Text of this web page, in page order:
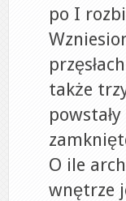
po I
także
O ile
wnętrze